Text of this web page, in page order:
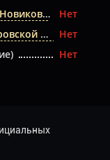
Магазин "Все масла" на ул. Маршала Новикова
Нет
Магазин "Все масла" на пр. Александровской Фермы
Нет
Нет